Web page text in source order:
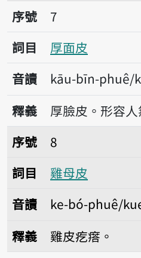
序號7厚面皮
序號
7
詞目
厚面皮
音讀
kāu-bīn-phuê/
釋義
厚臉皮。形容人
序號8雞母皮
序號
8
詞目
雞母皮
音讀
ke-bó-phuê/
釋義
雞皮疙瘩。